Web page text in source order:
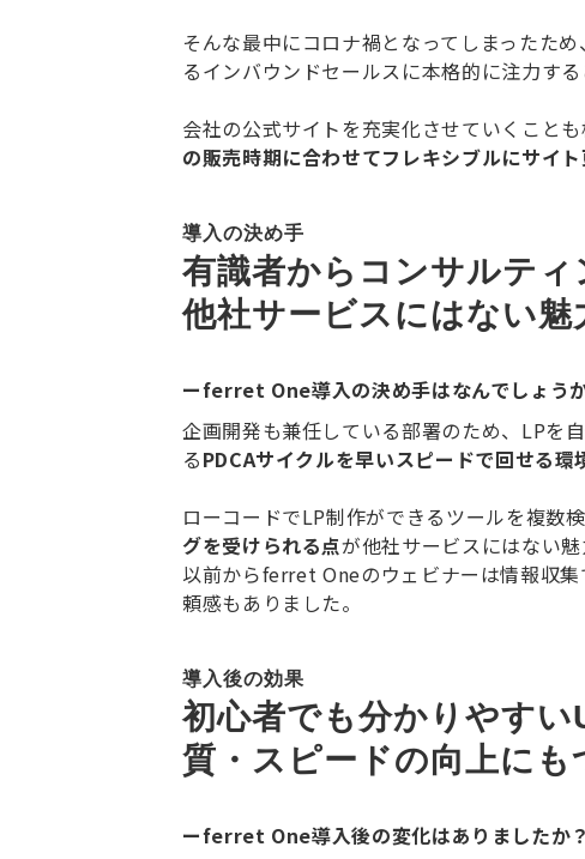
そんな最中にコロナ禍となってしまったた
るインバウンドセールスに本格的に注力する
会社の公式サイトを充実化させていくこと
の販売時期に合わせてフレキシブルにサイ
導入の決め手
有識者からコンサルテ
他社サービスにはない魅
ーferret One導入の決め手はなんでしょう
企画開発も兼任している部署のため、LPを
るPDCAサイクルを早いスピードで回せる環
ローコードでLP制作ができるツールを複数
グを受けられる点が他社サービスにはない
以前からferret Oneのウェビナーは情報収
頼感もありました。
導入後の効果
初心者でも分かりやす
質・スピードの向上にも
ーferret One導入後の変化はありましたか？